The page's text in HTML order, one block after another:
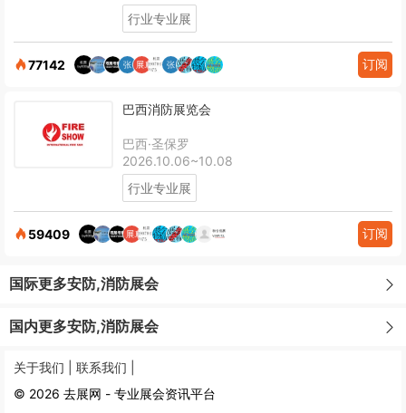
行业专业展
77142 订阅
巴西消防展览会
巴西·圣保罗
2026.10.06~10.08
行业专业展
59409 订阅
国际更多安防,消防展会
国内更多安防,消防展会
关于我们 | 联系我们 |
© 2026 去展网 - 专业展会资讯平台